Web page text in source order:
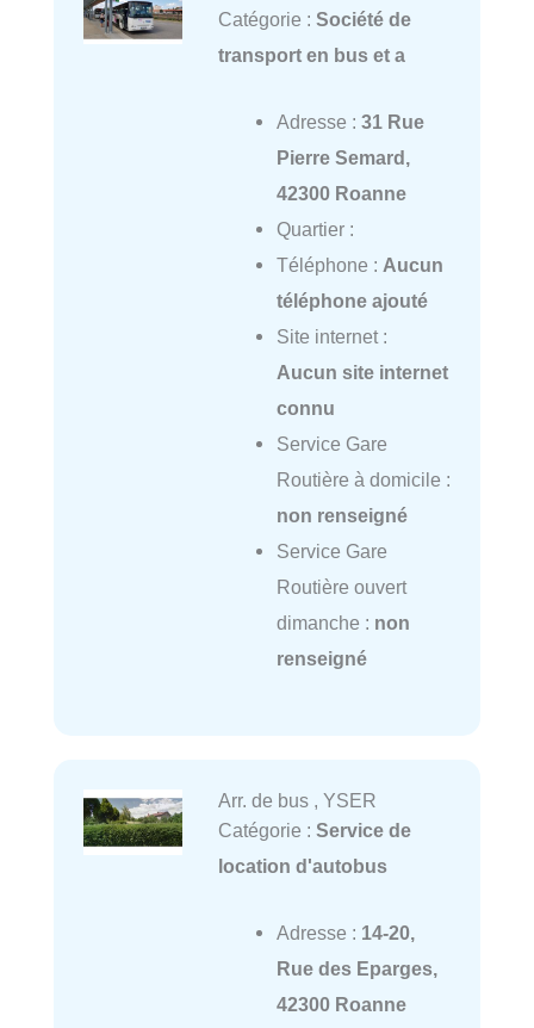
Catégorie : Société de
transport en bus et a
Adresse : 31 Rue
Pierre Semard,
42300 Roanne
Quartier :
Téléphone : Aucun
téléphone ajouté
Site internet :
Aucun site internet
connu
Service Gare
Routière à domicile :
non renseigné
Service Gare
Routière ouvert
dimanche : non
renseigné
Arr. de bus , YSER
Catégorie : Service de
location d'autobus
Adresse : 14-20,
Rue des Eparges,
42300 Roanne